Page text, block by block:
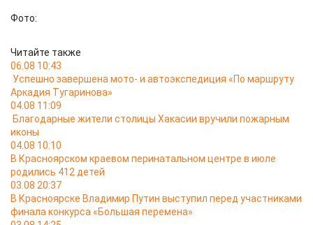
Фото:
Читайте также
06.08 10:43
Успешно завершена мото- и автоэкспедиция «По маршруту
Аркадия Тугаринова»
04.08 11:09
Благодарные жители столицы Хакасии вручили пожарным
иконы
04.08 10:10
В Красноярском краевом перинатальном центре в июле
родились 412 детей
03.08 20:37
В Красноярске Владимир Путин выступил перед участниками
финала конкурса «Большая перемена»